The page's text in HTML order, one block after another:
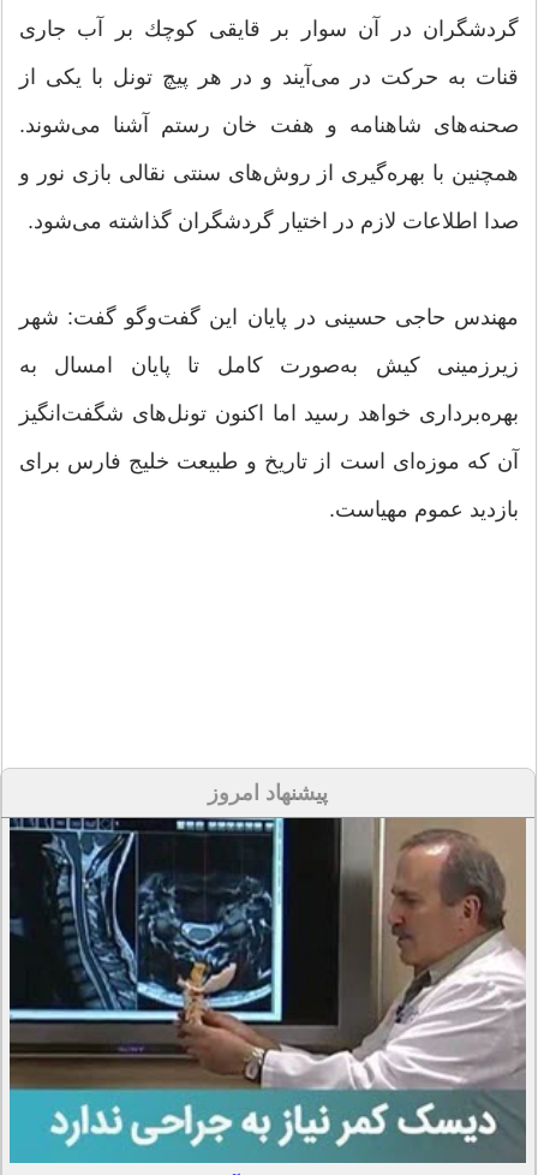
گردشگران در آن سوار بر قایقی كوچك بر آب جاری
قنات به حركت در می‌آیند و در هر پیچ تونل با یكی از
صحنه‌های شاهنامه و هفت خان رستم آشنا می‌شوند.
همچنین با بهره‌گیری از روش‌های سنتی نقالی بازی نور و
صدا اطلاعات لازم در اختیار گردشگران گذاشته می‌شود.
مهندس حاجی حسینی در پایان این گفت‌وگو گفت: شهر
زیرزمینی كیش به‌صورت كامل تا پایان امسال به
بهره‌برداری خواهد رسید اما اكنون تونل‌های شگفت‌انگیز
آن كه موزه‌ای است از تاریخ و طبیعت خلیج فارس برای
بازدید عموم مهیاست.
پیشنهاد امروز